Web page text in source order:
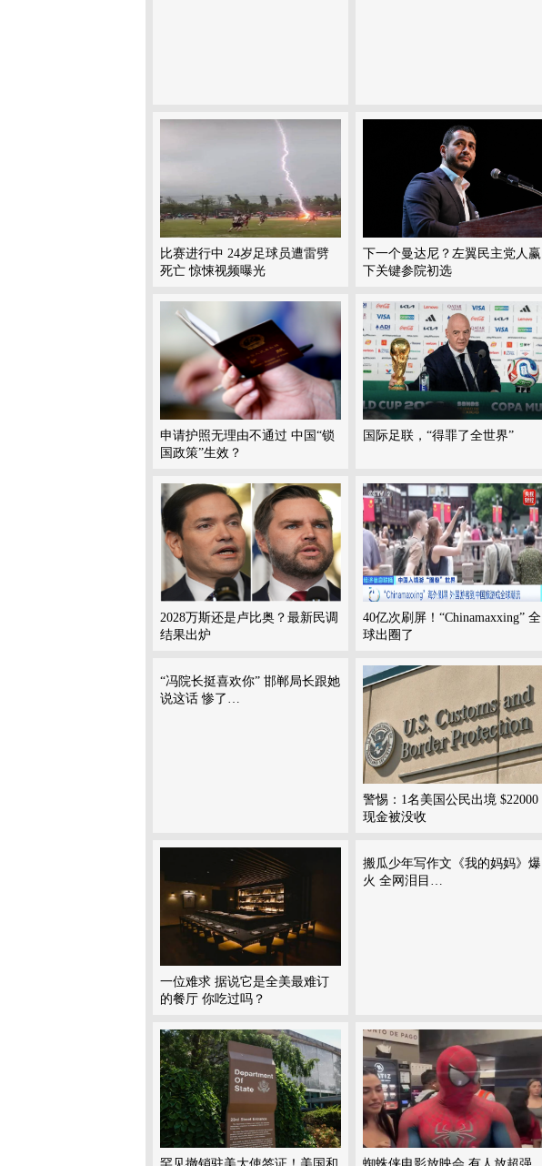
比赛进行中 24岁足球员遭雷劈
死亡 惊悚视频曝光
下一个曼达尼？左翼民主党人赢
下关键参院初选
申请护照无理由不通过 中国“锁
国政策”生效？
国际足联，“得罪了全世界”
2028万斯还是卢比奥？最新民调
结果出炉
40亿次刷屏！“Chinamaxxing” 全
球出圈了
“冯院长挺喜欢你” 邯郸局长跟她
说这话 惨了…
警惕：1名美国公民出境 $22000
现金被没收
一位难求 据说它是全美最难订
的餐厅 你吃过吗？
搬瓜少年写作文《我的妈妈》爆
火 全网泪目…